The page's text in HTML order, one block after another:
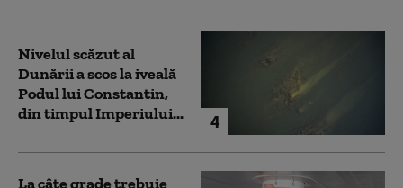
4
Nivelul scăzut al
Dunării a scos la iveală
Podul lui Constantin,
din timpul Imperiului...
La câte grade trebuie